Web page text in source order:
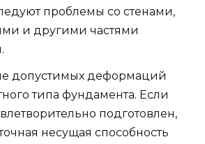
проблемы со стенами,
и другими частями
допустимых деформаций
типа фундамента. Если
подготовлен,
несущая способность